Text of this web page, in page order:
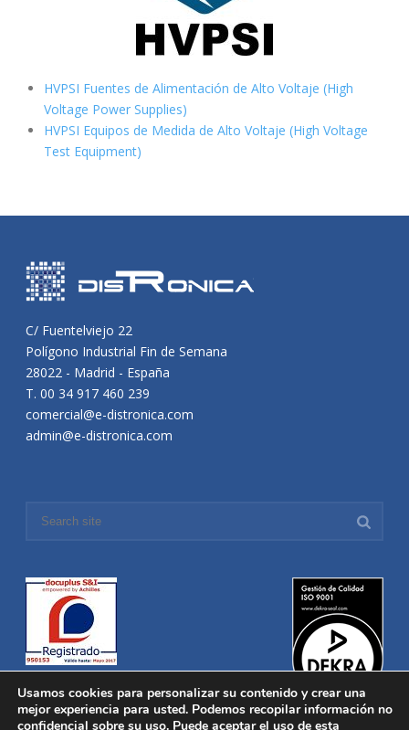
HVPSI Fuentes de Alimentación de Alto Voltaje (High
Voltage Power Supplies)
HVPSI Equipos de Medida de Alto Voltaje (High Voltage
Test Equipment)
C/ Fuentelviejo 22
Polígono Industrial Fin de Semana
28022 - Madrid - España
T. 00 34 917 460 239
comercial@e-distronica.com
admin@e-distronica.com
Usamos cookies para personalizar su contenido y crear una
mejor experiencia para usted. Podemos recopilar información no
confidencial sobre su uso. Puede aceptar el uso de esta